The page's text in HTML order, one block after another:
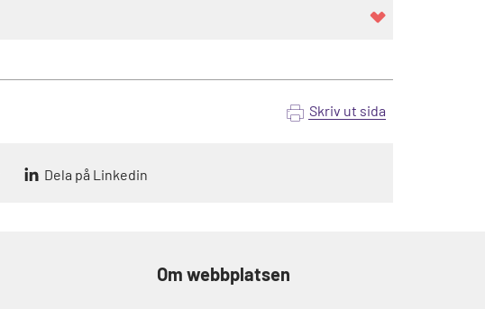
Skriv ut sida
Dela på Linkedin
Om webbplatsen